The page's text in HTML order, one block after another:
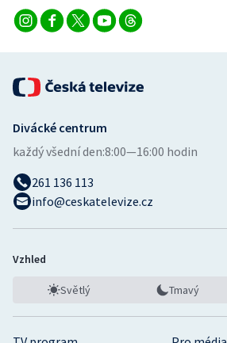
Divácké centrum
každý všední den:8:00—16:00 hodin
261 136 113
info@ceskatelevize.cz
Vzhled
Světlý Tmavý